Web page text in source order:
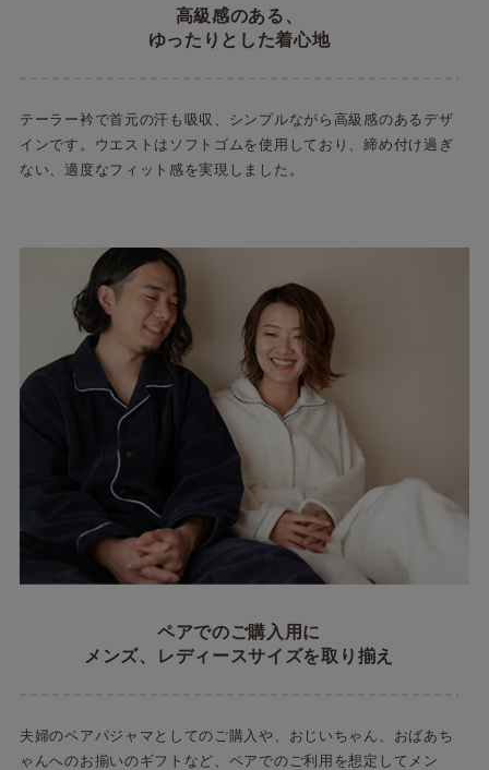
高級感のある、
ゆったりとした着心地
テーラー衿で首元の汗も吸収、シンプルながら高級感のあるデザ
インです。ウエストはソフトゴムを使用しており、締め付け過ぎ
ない、適度なフィット感を実現しました。
ペアでのご購入用に
メンズ、レディースサイズを取り揃え
夫婦のペアパジャマとしてのご購入や、おじいちゃん、おばあち
ゃんへのお揃いのギフトなど、ペアでのご利用を想定してメン